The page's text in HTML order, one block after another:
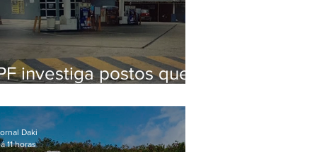
investiga postos que
de secretário
em 2020
Daki
11 horas